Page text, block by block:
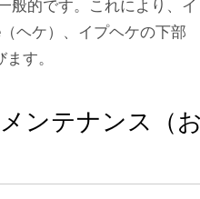
般的です。これにより、イ
ヘケ）、イプヘケの下部
す。
ンテナンス（